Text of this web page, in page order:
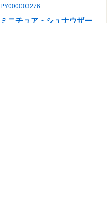
PY000003276
ミニチュア・シュナウザー